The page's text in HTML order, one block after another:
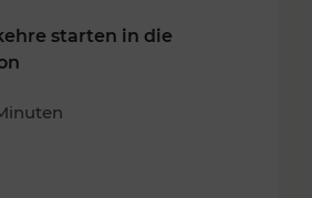
starten in die